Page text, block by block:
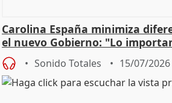
Carolina España minimiza
el nuevo Gobierno: "Lo
una leg
Sonido Totales 15/07/2026